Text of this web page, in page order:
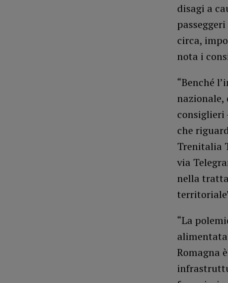
disagi a
circa,
nota i
“Benché
nazionale,
consiglieri
che
Trenitalia
via
nella
“La
Romagna